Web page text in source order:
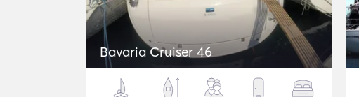
Bavaria Cruiser 46